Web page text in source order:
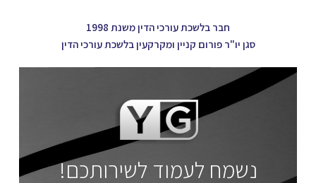
חבר בלשכת עורכי הדין משנת 1998
סגן יו"ר פורום קניין ומקרקעין בלשכת עורכי הדין
נשמח לעמוד לשירותכם!